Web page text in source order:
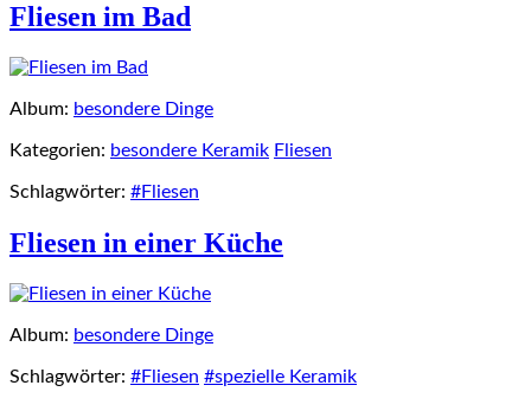
Fliesen im Bad
Album: besondere Dinge
Kategorien: besondere Keramik Fliesen
Schlagwörter: #Fliesen
Fliesen in einer Küche
Album: besondere Dinge
Schlagwörter: #Fliesen #spezielle Keramik